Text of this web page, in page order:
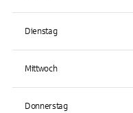
Dienstag
Mittwoch
Donnerstag